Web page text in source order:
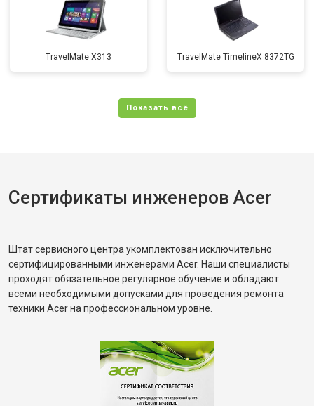
TravelMate X313 TravelMate TimelineX 8372TG
Сертификаты инженеров Acer
Штат сервисного центра укомплектован исключительно
сертифицированными инженерами Acer. Наши специалисты
проходят обязательное регулярное обучение и обладают
всеми необходимыми допусками для проведения ремонта
техники Acer на профессиональном уровне.